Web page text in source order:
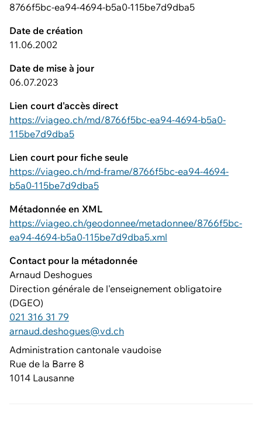
8766f5bc-ea94-4694-b5a0-115be7d9dba5
Date de création
11.06.2002
Date de mise à jour
06.07.2023
Lien court d'accès direct
https://viageo.ch/md/8766f5bc-ea94-4694-b5a0-
115be7d9dba5
Lien court pour fiche seule
https://viageo.ch/md-frame/8766f5bc-ea94-4694-
b5a0-115be7d9dba5
Métadonnée en XML
https://viageo.ch/geodonnee/metadonnee/8766f5bc-
ea94-4694-b5a0-115be7d9dba5.xml
Contact pour la métadonnée
Arnaud Deshogues
Direction générale de l'enseignement obligatoire
(DGEO)
021 316 31 79
arnaud.deshogues@vd.ch
Administration cantonale vaudoise
Rue de la Barre 8
1014 Lausanne